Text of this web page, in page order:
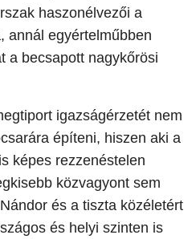
haszonélvezői a
annál egyértelműbben
a becsapott nagykőrösi
igazságérzetét nem
építeni, hiszen aki a
képes rezzenéstelen
közvagyont sem
és a tiszta közéletért
és helyi szinten is